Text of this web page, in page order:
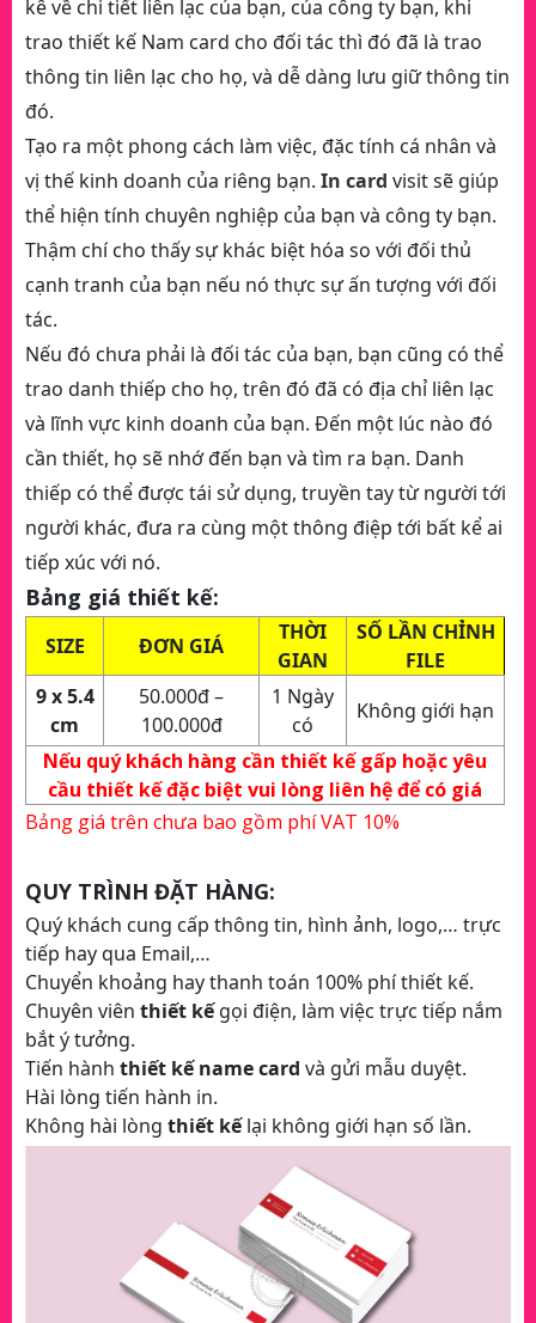
kê về chi tiết liên lạc của bạn, của công ty bạn, khi
trao thiết kế Nam card cho đối tác thì đó đã là trao
thông tin liên lạc cho họ, và dễ dàng lưu giữ thông tin
đó.
Tạo ra một phong cách làm việc, đặc tính cá nhân và
vị thế kinh doanh của riêng bạn. In card visit sẽ giúp
thể hiện tính chuyên nghiệp của bạn và công ty bạn.
Thậm chí cho thấy sự khác biệt hóa so với đối thủ
cạnh tranh của bạn nếu nó thực sự ấn tượng với đối
tác.
Nếu đó chưa phải là đối tác của bạn, bạn cũng có thể
trao danh thiếp cho họ, trên đó đã có địa chỉ liên lạc
và lĩnh vực kinh doanh của bạn. Đến một lúc nào đó
cần thiết, họ sẽ nhớ đến bạn và tìm ra bạn. Danh
thiếp có thể được tái sử dụng, truyền tay từ người tới
người khác, đưa ra cùng một thông điệp tới bất kể ai
tiếp xúc với nó.
Bảng giá thiết kế:
SIZE ĐƠN GIÁ
THỜI
GIAN
SỐ LẦN CHỈNH
FILE
9 x 5.4
cm
50.000đ –
100.000đ
1 Ngày
có
Không giới hạn
Nếu quý khách hàng cần thiết kế gấp hoặc yêu
cầu thiết kế đặc biệt vui lòng liên hệ để có giá
Bảng giá trên chưa bao gồm phí VAT 10%
QUY TRÌNH ĐẶT HÀNG:
Quý khách cung cấp thông tin, hình ảnh, logo,… trực
tiếp hay qua Email,…
Chuyển khoảng hay thanh toán 100% phí thiết kế.
Chuyên viên thiết kếgọi điện, làm việc trực tiếp nắm
bắt ý tưởng.
Tiến hành thiết kế name card và gửi mẫu duyệt.
Hài lòng tiến hành in.
Không hài lòng thiết kếlại không giới hạn số lần.